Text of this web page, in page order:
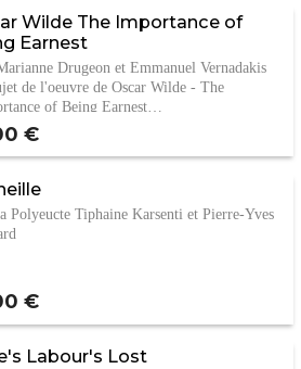
Wilde The Importance of
Earnest
Drugeon et Emmanuel Vernadakis
de l'oeuvre de Oscar Wilde - The
of Being Earnest…
€
Polyeucte Tiphaine Karsenti et Pierre-Yves
€
Labour's Lost